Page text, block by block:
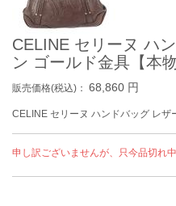
CELINE セリーヌ ハ
ン ゴールド金具【本物
販売価格(税込)： 68,860 円
CELINE セリーヌ ハンドバッグ レザ
申し訳ございませんが、只今品切れ中